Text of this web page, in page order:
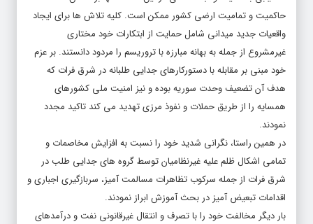
حاکمیت و تمامیت ارضی کشور ممکن است. کلیه تلاش ها برای ایجاد
واقعیات جدید میدانی شامل حمایت از ابتکارات خود مختاری
غیرمشروع از جمله به بهانه مبارزه با تروریسم را مردود دانستند. بر عزم
خود مبنی بر مقابله با دستورکارهای جدایی طلبانه در شرق فرات که
هدف آن تضعیف وحدت سوریه بوده و نیز امنیت ملی کشورهای
همسایه را از طریق حملات و نفوذ مرزی تهدید می کند تاکید مجدد
نمودند.
در همین راستا، نگرانی شدید خود را نسبت به افزایش مخاصمات و
تمامی اشکال ظلم علیه غیرنظامیان توسط گروه های جدایی طلب در
شرق فرات از جمله سرکوب تظاهرات مسالمت آمیز، سربازگیری اجباری و
اقدامات تبعیض آمیز در بحث آموزش ابراز نمودند.
بار دیگر مخالفت خود را با تصرف و انتقال غیرقانونی نفت و درآمدهای